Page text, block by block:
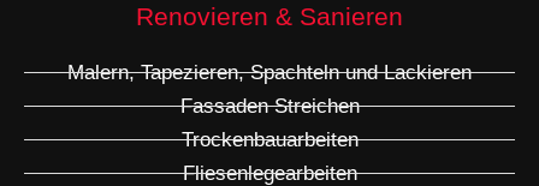
Renovieren & Sanieren
Malern, Tapezieren, Spachteln und Lackieren
Fassaden Streichen
Trockenbauarbeiten
Fliesenlegearbeiten